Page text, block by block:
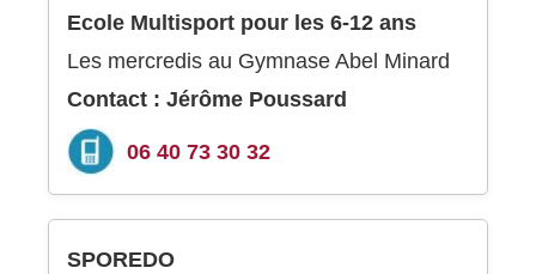
Ecole Multisport pour les 6-12 ans
Les mercredis au Gymnase Abel Minard
Contact : Jérôme Poussard
06 40 73 30 32
SPOREDO